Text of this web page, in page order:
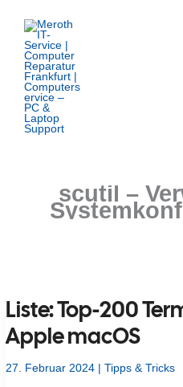
Inhalt
springen
scutil –
Liste: Top-200
Apple macOS
27. Februar 2024 |Tipps & Tricks